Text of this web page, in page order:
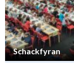
Schackfyran